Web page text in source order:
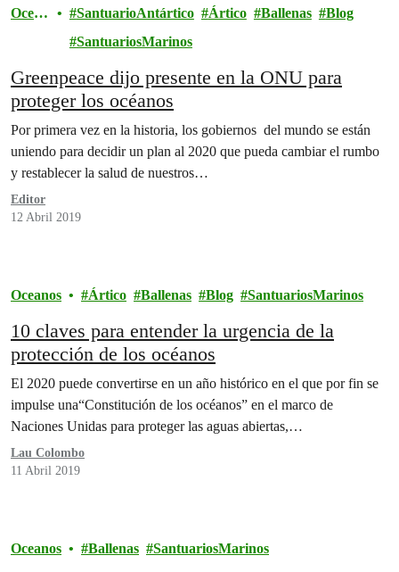
Ocean
SantuarioAntártico Ártico Ballenas
Blog
SantuariosMarinos
Greenpeace dijo presente en la ONU para
proteger los océanos
Por primera vez en la historia, los gobiernos del mundo se están
uniendo para decidir un plan al 2020 que pueda cambiar el rumbo
y restablecer la salud de nuestros…
Editor
12 Abril 2019
Oceanos Ártico Ballenas Blog SantuariosMarinos
10 claves para entender la urgencia de la
protección de los océanos
El 2020 puede convertirse en un año histórico en el que por fin se
impulse una“Constitución de los océanos” en el marco de
Naciones Unidas para proteger las aguas abiertas,…
Lau Colombo
11 Abril 2019
Oceanos Ballenas SantuariosMarinos